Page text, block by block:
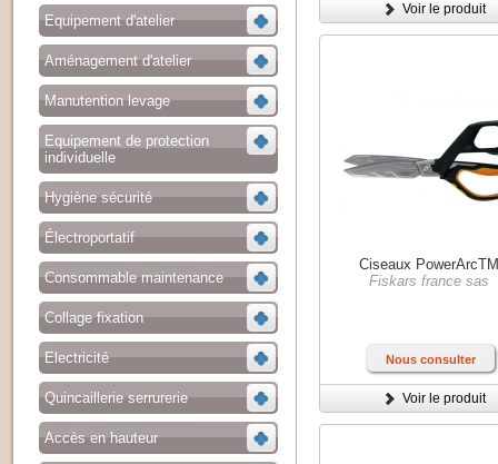
Equipement d'atelier
Aménagement d'atelier
Manutention levage
Equipement de protection
individuelle
Hygiène sécurité
Électroportatif
Consommable maintenance
Collage fixation
Electricité
Quincaillerie serrurerie
Accès en hauteur
Voir le produit
Ciseaux
Fiskars france sas
Nous consulter
Voir le produit